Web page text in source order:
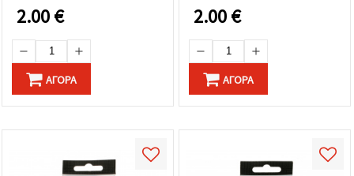
2.00€
ΑΓΟΡΆ
2.00€
ΑΓΟΡΆ